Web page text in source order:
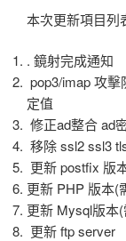
本次更新項目列
. 鏡射完成通知
pop3/imap 攻
定值
修正ad整合 ad
移除 ssl2 ssl3
更新 postfix 版
更新 PHP 版本(
更新 Mysql版本
更新 ftp server